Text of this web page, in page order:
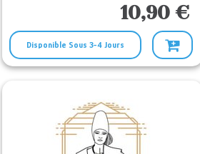
10,90 €
Disponible Sous 3-4 Jours